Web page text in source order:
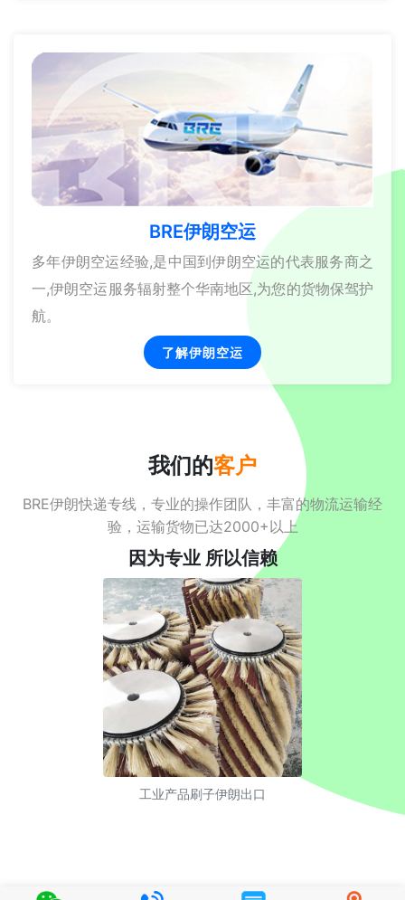
BRE伊朗空运
多年伊朗空运经验,是中国到伊朗空运的代表服务商之
一,伊朗空运服务辐射整个华南地区,为您的货物保驾护
航。
了解伊朗空运
我们的客户
BRE伊朗快递专线，专业的操作团队，丰富的物流运输经
验，运输货物已达2000+以上
因为专业 所以信赖
工业产品刷子伊朗出口